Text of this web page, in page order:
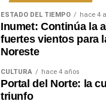
ESTADO DEL TIEMPO hace 4
Inumet: Continúa la
fuertes vientos para
Noreste
CULTURA hace 4 años
Portal del Norte: la
triunfo